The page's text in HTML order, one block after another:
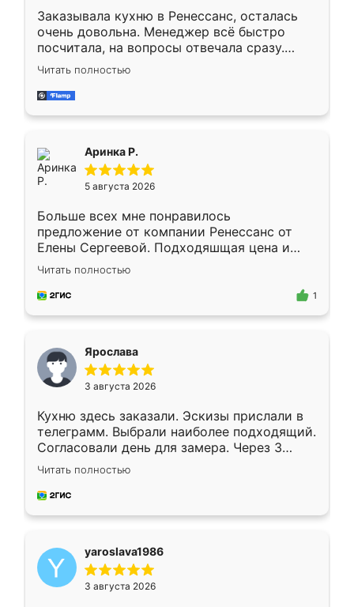
Заказывала кухню в Ренессанс, осталась
очень довольна. Менеджер всё быстро
посчитала, на вопросы отвечала сразу.
Замерщик приехал в субботу, подошёл к
делу со всей ответственностью. Собрали
за день, ребята работали аккуратно, даже
Читать полностью
Аринка Р.
5 августа 2026
Больше всех мне понравилось
предложение от компании Ренессанс от
Елены Сергеевой. Подходяшщая цена и
короткие сроки изготовления. Приехавший
для замера сотрудник Владислав
предложил по моему эскизу самый
Читать полностью
1
Ярослава
3 августа 2026
Кухню здесь заказали. Эскизы прислали в
телеграмм. Выбрали наиболее подходящий.
Согласовали день для замера. Через 3
недели кухня была уже готова. Остались
довольны работой. Спасибо Ренессанс
мебель за качественную работу!
Читать полностью
yaroslava1986
3 августа 2026